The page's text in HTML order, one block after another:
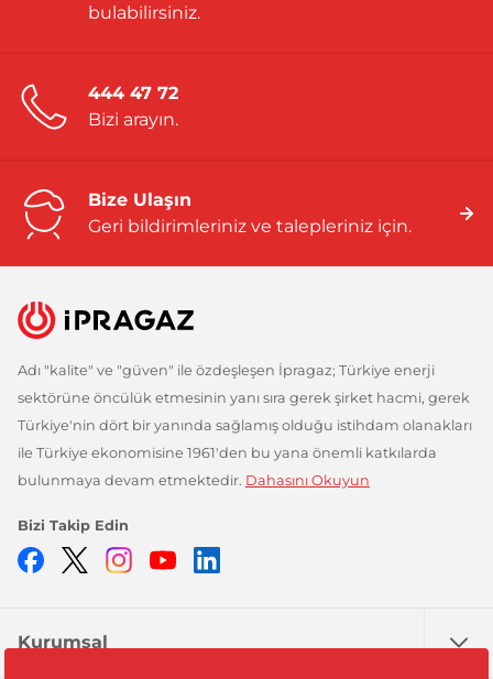
bulabilirsiniz.
444 47 72
Bizi arayın.
Bize Ulaşın
Geri bildirimleriniz ve talepleriniz için.
Adı "kalite" ve "güven" ile özdeşleşen İpragaz; Türkiye enerji
sektörüne öncülük etmesinin yanı sıra gerek şirket hacmi, gerek
Türkiye'nin dört bir yanında sağlamış olduğu istihdam olanakları
ile Türkiye ekonomisine 1961'den bu yana önemli katkılarda
bulunmaya devam etmektedir. Dahasını Okuyun
Bizi Takip Edin
Facebook
TwitterInstagramYouTube
Kurumsal